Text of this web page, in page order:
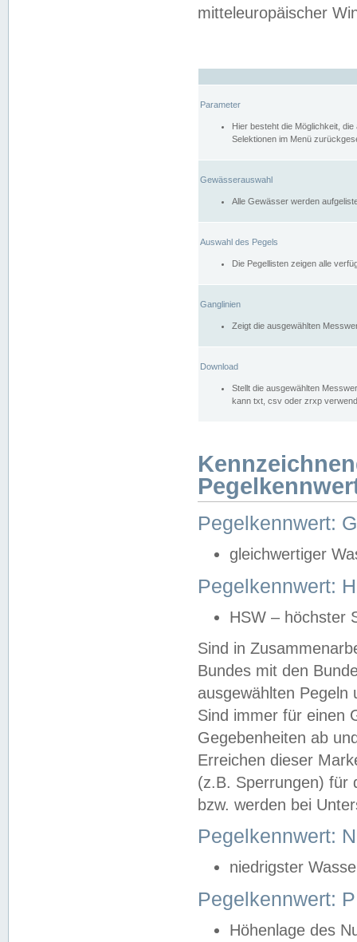
mitteleuropäischer
Parameter
Hier besteht die Möglichkeit,
Selektionen im Menü
Gewässerauswahl
Alle Gewässer werden
Auswahl des Pegels
Die Pegellisten zeigen alle
Ganglinien
Zeigt die ausgewählten
Download
Stellt die ausgewählten
kann txt, csv oder zrxp
Pegelkennwert:
gleichwertiger
Pegelkennwert:
HSW – höchster
Sind in
Bundes mit den
ausgewählten
Sind immer für einen
Gegebenheiten ab
Erreichen dieser
(z.B. Sperrungen) für
bzw. werden bei
Pegelkennwert:
niedrigster
Pegelkennwert:
Höhenlage des